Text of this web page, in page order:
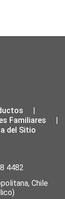
|
Familiares
del Sitio
4482
Chile